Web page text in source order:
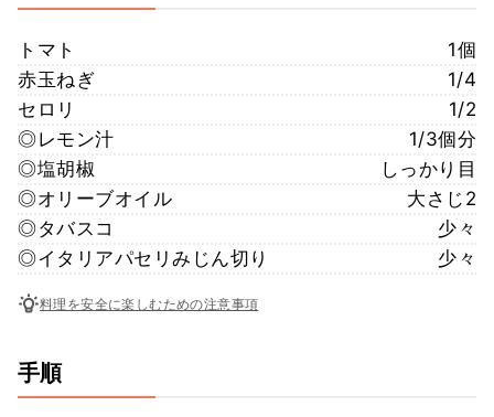
トマト
1個
赤玉ねぎ
1/4
セロリ
1/2
◎レモン汁
1/3個分
◎塩胡椒
しっかり目
◎オリーブオイル
大さじ2
◎タバスコ
少々
◎イタリアパセリみじん切り
少々
料理を安全に楽しむための注意事項
手順